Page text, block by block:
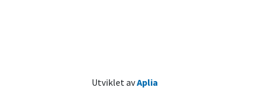
Utviklet avAplia